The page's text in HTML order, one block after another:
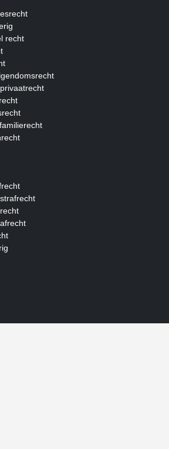
recht